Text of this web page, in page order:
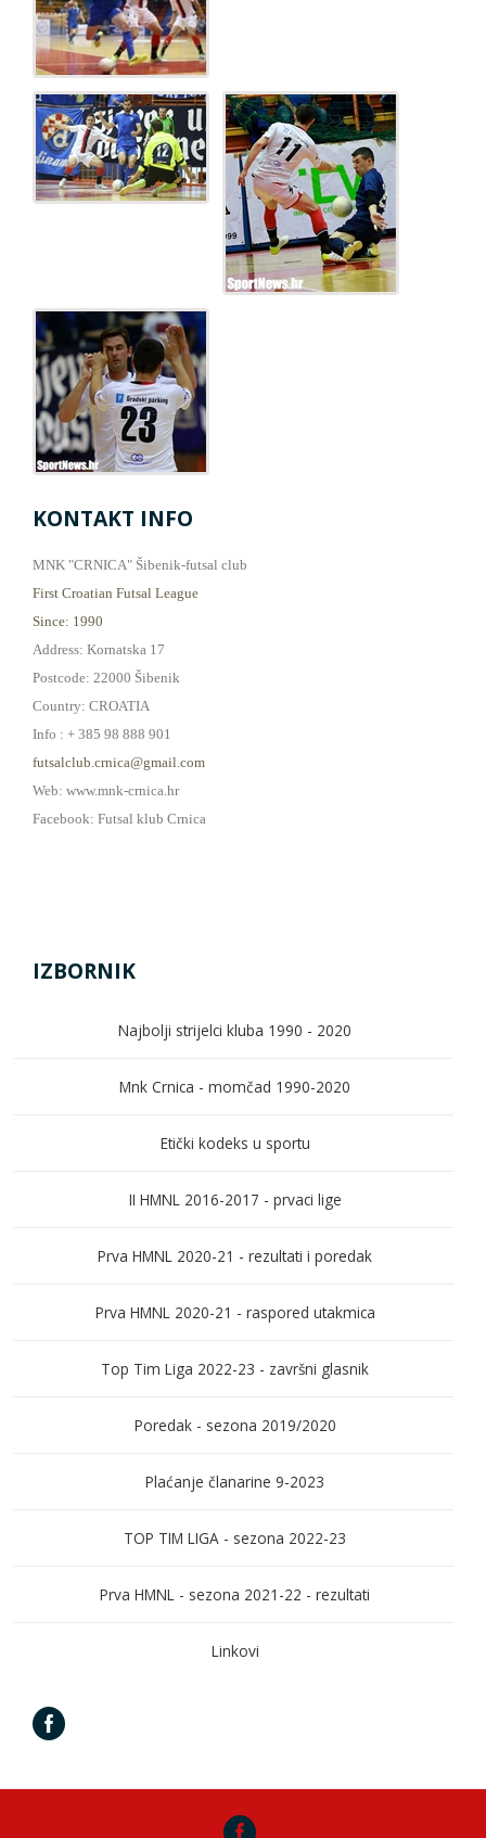
KONTAKT INFO
MNK "CRNICA" Šibenik-futsal club
First Croatian Futsal League
Since: 1990
Address: Kornatska 17
Postcode: 22000 Šibenik
Country: CROATIA
Info : + 385 98 888 901
futsalclub.crnica@gmail.com
Web: www.mnk-crnica.hr
Facebook: Futsal klub Crnica
IZBORNIK
Najbolji strijelci kluba 1990 - 2020
Mnk Crnica - momčad 1990-2020
Etički kodeks u sportu
II HMNL 2016-2017 - prvaci lige
Prva HMNL 2020-21 - rezultati i poredak
Prva HMNL 2020-21 - raspored utakmica
Top Tim Liga 2022-23 - završni glasnik
Poredak - sezona 2019/2020
Plaćanje članarine 9-2023
TOP TIM LIGA - sezona 2022-23
Prva HMNL - sezona 2021-22 - rezultati
Linkovi